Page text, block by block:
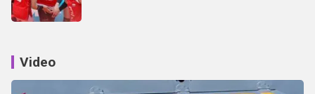
Video